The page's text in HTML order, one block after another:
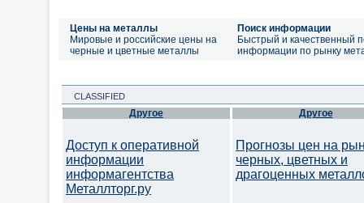
Цены на металлы
Мировые и российские цены на
черные и цветные металлы
Поиск информации
Быстрый и качественный
информации по рынку
CLASSIFIED
Другое
Доступ к оперативной
информации
информагентства
Металлторг.ру
Другое
Прогнозы цен на
черных, цветных и
драгоценных